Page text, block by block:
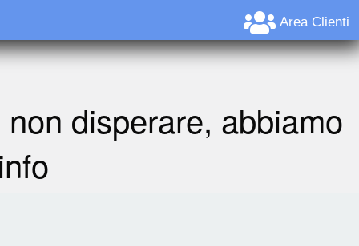
Area Clienti
disperare, abbiamo